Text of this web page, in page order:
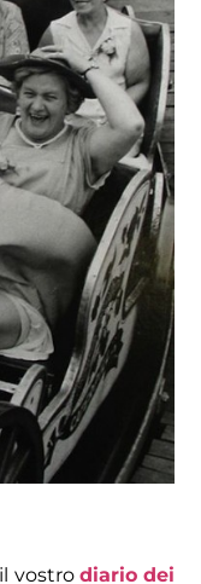
vostro diario dei